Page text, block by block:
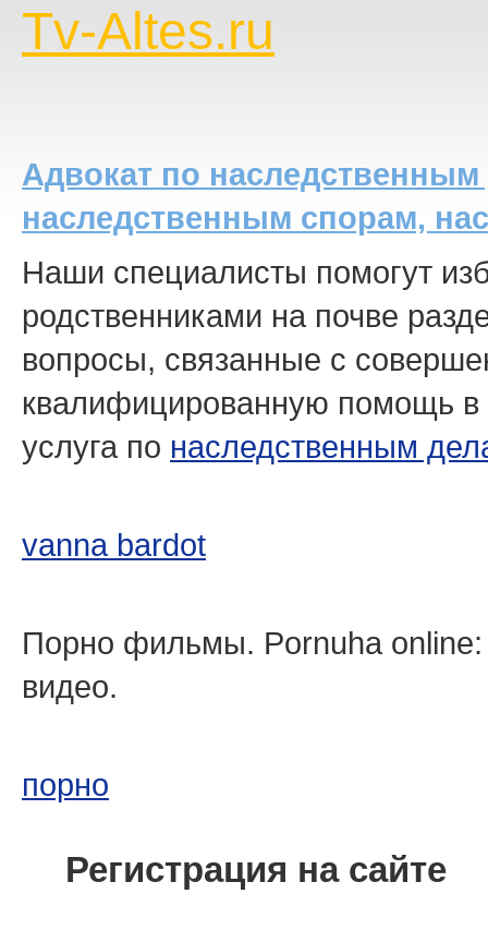
Tv-Altes.ru
Адвокат по
наследственным спорам,
Наши специалисты помогут
родственниками на почве
вопросы, связанные с
квалифицированную помощь в
услуга по наследственным
vanna bardot
Порно фильмы. Pornuha
видео.
порно
Регистрация на сайте